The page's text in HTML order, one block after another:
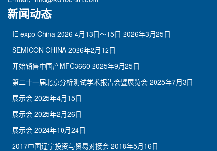
新闻动态
IE expo China 2026 4月13日～15日 2026年3月25日
SEMICON CHINA 2026年2月12日
开始销售中国产MFC3660 2025年9月25日
第二十一届北京分析测试学术报告会暨展览会 2025年7月3日
展示会 2025年4月15日
展示会 2025年2月26日
展示会 2024年10月24日
2017中国辽宁投资与贸易对接会 2018年5月16日